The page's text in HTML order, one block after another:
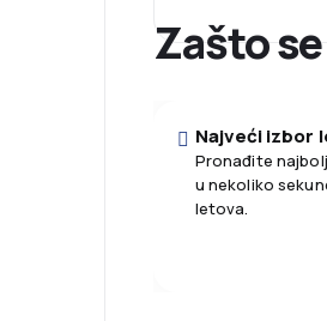
Zašto
Najveći izbor
Pronađite
u nekoliko
letova.